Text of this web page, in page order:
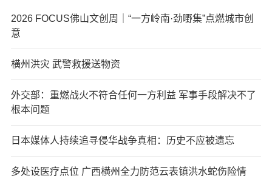
2026 FOCUS佛山文创周｜“一方岭南·劲嘢集”点燃城市创
意
横州洪灾 武警救援送物资
外交部：重燃战火不符合任何一方利益 军事手段解决不了
根本问题
日本媒体人持续追寻侵华战争真相：历史不应被遗忘
多处设医疗点位 广西横州全力防范云表镇洪水蛇伤险情